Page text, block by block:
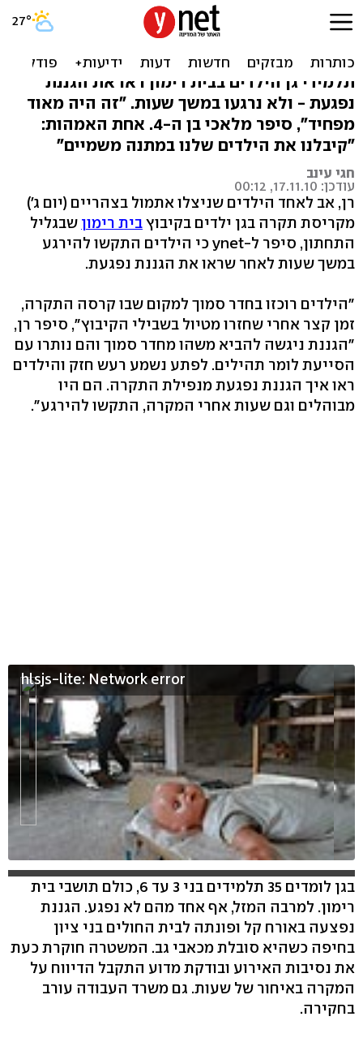
"הילדים התחילו לקרוא
תהילים - והתקרה קרסה"
תלמידי גן הילדים בבית רימון ראו את הגננת
נפגעת - ולא נרגעו במשך שעות. "זה היה מאוד
מפחיד", סיפר מלאכי בן ה-4. אחת האמהות:
"קיבלנו את הילדים שלנו במתנה משמיים"
חגי עינב
עודכן: 17.11.10, 00:12
רן, אב לאחד הילדים שניצלו אתמול בצהריים (יום ג')
מקריסת תקרה בגן ילדים בקיבוץבית רימון שבגליל
התחתון, סיפר ל-ynet כי הילדים התקשו להירגע
במשך שעות לאחר שראו את הגננת נפגעת.
"הילדים רוכזו בחדר סמוך למקום שבו קרסה התקרה,
זמן קצר אחרי שחזרו מטיול בשבילי הקיבוץ", סיפר רן,
"הגננת ניגשה להביא משהו מחדר סמוך והם נותרו עם
הסייעת לומר תהילים. לפתע נשמע רעש חזק והילדים
ראו איך הגננת נפגעת מנפילת התקרה. הם היו
מבוהלים וגם שעות אחרי המקרה, התקשו להירגע".
hlsjs-lite: Network error
בגן לומדים 35 תלמידים בני 3 עד 6, כולם תושבי בית
רימון. למרבה המזל, אף אחד מהם לא נפגע. הגננת
נפצעה באורח קל ופונתה לבית החולים בני ציון
בחיפה כשהיא סובלת מכאבי גב. המשטרה חוקרת כעת
את נסיבות האירוע ובודקת מדוע התקבל הדיווח על
המקרה באיחור של שעות. גם משרד העבודה עורב
בחקירה.